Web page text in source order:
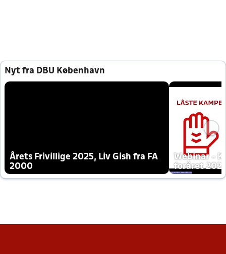
Nyt fra DBU København
Årets Frivillige 2025, Liv Gish fra FA
2000
Webinar -
foråret